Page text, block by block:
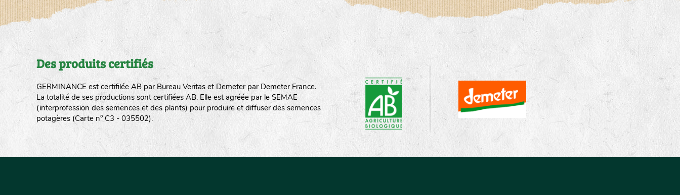
Des produits certifiés
GERMINANCE est certifilée AB par Bureau Veritas et Demeter par Demeter France.
La totalité de ses productions sont certifiées AB. Elle est agréée par le SEMAE
(interprofession des semences et des plants) pour produire et diffuser des semences
potagères (Carte n° C3 - 035502).